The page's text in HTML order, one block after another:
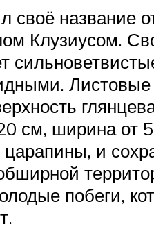
своё
Клузиусом.
см, ширина от
царапины, и
побеги,